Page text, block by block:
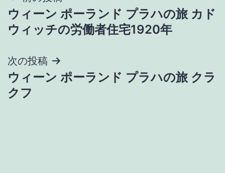
稿
ビ
ゲ
ウィーン ポーランド プラハの旅 カド
ウィッチの労働者住宅1920年
次の投稿
ウィーン ポーランド プラハの旅 クラ
クフ